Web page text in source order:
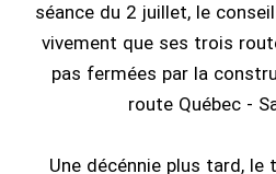
séance du 2 juillet, le
vivement que ses trois
pas fermées par la
route Québec -
Une décénnie plus tard, le